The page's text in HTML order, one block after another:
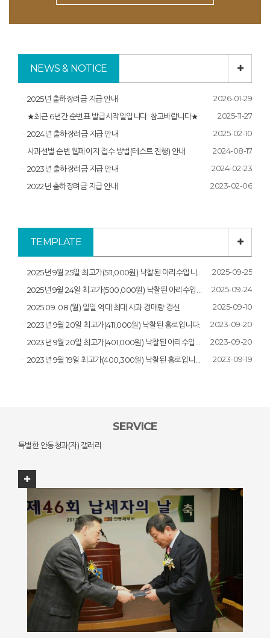
NEWS & NOTICE
2025년 출하장려금 지급 안내
2026-01-29
★최근 6년간 순번표 발급시작일입니다. 참고바랍니다★
2025-11-27
2024년 출하장려금 지급 안내
2025-02-10
사과선별 순번 웹페이지 접수 방법(테스트 진행) 안내
2024-08-17
2023년 출하장려금 지급 안내
2024-02-23
2022년 출하장려금 지급 안내
2023-02-06
TEMPLATE
2025-09-25
2025-09-24
2025 09. 08.(월) 일일 역대 최대 사과 경매량 경신
2025-09-10
2023년 9월 20일 최고가(411,000원) 낙찰된 홍로입니다.
2023-09-20
2023-09-20
2023-09-19
SERVICE
특별한 안동청과(자) 갤러리